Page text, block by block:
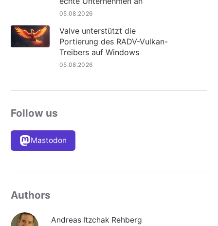
05.08.2026
Valve unterstützt die
Portierung des RADV-Vulkan-
Treibers auf Windows
05.08.2026
Follow us
Mastodon
Authors
Andreas Itzchak Rehberg